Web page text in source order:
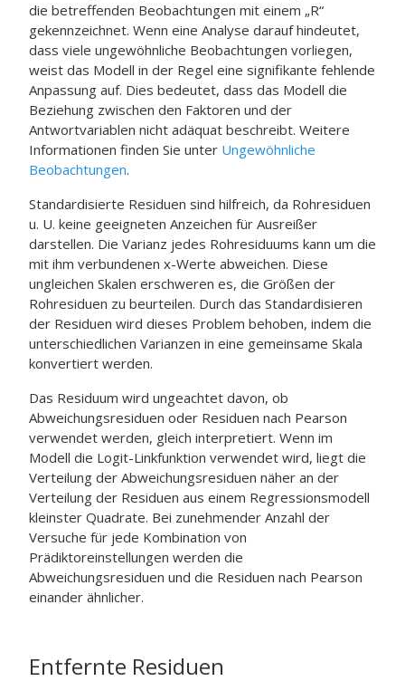
die betreffenden Beobachtungen mit einem „R“
gekennzeichnet. Wenn eine Analyse darauf hindeutet,
dass viele ungewöhnliche Beobachtungen vorliegen,
weist das Modell in der Regel eine signifikante fehlende
Anpassung auf. Dies bedeutet, dass das Modell die
Beziehung zwischen den Faktoren und der
Antwortvariablen nicht adäquat beschreibt. Weitere
Informationen finden Sie unter Ungewöhnliche
Beobachtungen.
Standardisierte Residuen sind hilfreich, da Rohresiduen
u. U. keine geeigneten Anzeichen für Ausreißer
darstellen. Die Varianz jedes Rohresiduums kann um die
mit ihm verbundenen x-Werte abweichen. Diese
ungleichen Skalen erschweren es, die Größen der
Rohresiduen zu beurteilen. Durch das Standardisieren
der Residuen wird dieses Problem behoben, indem die
unterschiedlichen Varianzen in eine gemeinsame Skala
konvertiert werden.
Das Residuum wird ungeachtet davon, ob
Abweichungsresiduen oder Residuen nach Pearson
verwendet werden, gleich interpretiert. Wenn im
Modell die Logit-Linkfunktion verwendet wird, liegt die
Verteilung der Abweichungsresiduen näher an der
Verteilung der Residuen aus einem Regressionsmodell
kleinster Quadrate. Bei zunehmender Anzahl der
Versuche für jede Kombination von
Prädiktoreinstellungen werden die
Abweichungsresiduen und die Residuen nach Pearson
einander ähnlicher.
Entfernte Residuen